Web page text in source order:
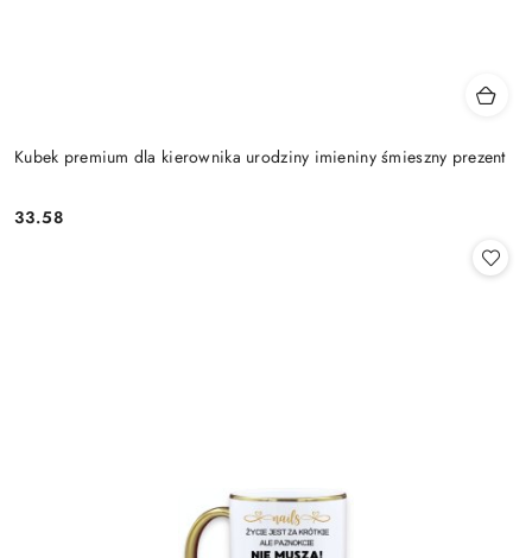
Kubek premium dla kierownika urodziny imieniny śmieszny prezent
Cena:
33.58